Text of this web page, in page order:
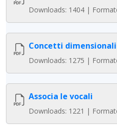
Downloads: 1404 |
Concetti dimensionali
Downloads: 1275 |
Associa le vocali
Downloads: 1221 |